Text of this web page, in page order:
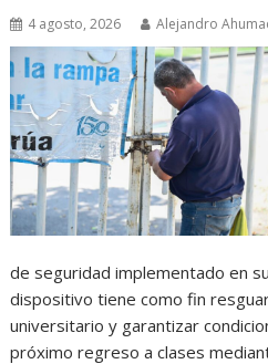
4 agosto, 2026 Alejandro
de seguridad implementado en
dispositivo tiene como fin
universitario y garantizar
próximo regreso a clases